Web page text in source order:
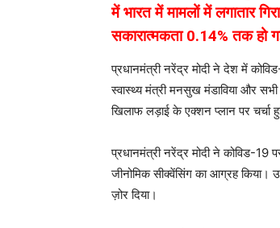
में भारत में मामलों में लगातार
सकारात्मकता 0.14% तक हो
प्रधानमंत्री नरेंद्र मोदी ने देश में
स्वास्थ्य मंत्री मनसुख मंडाविया और
खिलाफ लड़ाई के एक्शन प्लान पर चर्चा
प्रधानमंत्री नरेंद्र मोदी ने कोविड-
जीनोमिक सीक्वेंसिंग का आग्रह किया।
ज़ोर दिया।